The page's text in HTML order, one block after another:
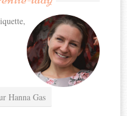
Hanna Gas